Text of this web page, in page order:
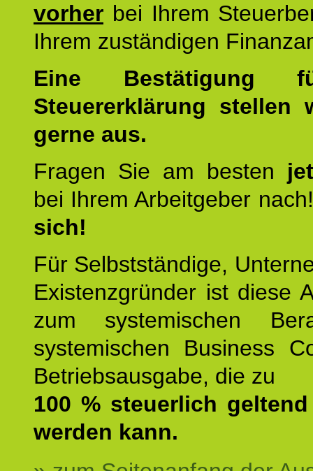
vorher bei Ihrem
Ihrem zuständigen
Eine Bestätigung
Steuererklärung stellen
gerne aus.
Fragen Sie am besten
bei Ihrem Arbeitgeber
sich!
Für Selbstständige,
Existenzgründer ist diese
zum systemischen
systemischen Business
Betriebsausgabe, die zu
100 % steuerlich
werden kann.